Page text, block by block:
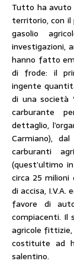
Tutto ha avuto
territorio, con
gasolio
investigazioni,
hanno fatto
di frode: il
ingente
di una società
carburante
dettaglio,
Carmiano),
carburanti
(quest’ultimo
circa 25
di accisa, I.V.A.
favore di
compiacenti. Il
agricole fittizie,
costituite ad
salentino.